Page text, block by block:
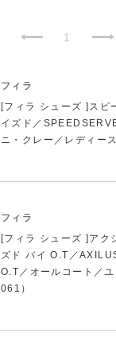
1
フィラ
[フィラ シューズ ]スピ
イズド／
ニ・クレー／レディー
フィラ
[フィラ シューズ ]アク
ズド バイ O.T／
O.T／オールコート／
061）